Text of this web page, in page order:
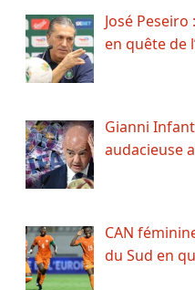
José
en quête de
Gianni
audacieuse
CAN
du Sud en